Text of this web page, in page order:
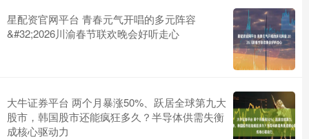
星配资官网平台 青春元气开唱的多元阵容
&#32;2026川渝春节联欢晚会好听走心
大牛证券平台 两个月暴涨50%、跃居全球第九大
股市，韩国股市还能疯狂多久？半导体供需失衡
成核心驱动力